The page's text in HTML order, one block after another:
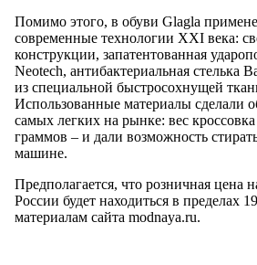
Помимо этого, в обуви Glagla
современные технологии XXI века:
конструкции, запатентованная
Neotech, антибактериальная стелька
из специальной быстросохнущей
Использованные материалы сделали
самых легких на рынке: вес кроссовка
граммов – и дали возможность
машине.
Предполагается, что розничная цена
России будет находиться в пределах
материалам сайта modnaya.ru.